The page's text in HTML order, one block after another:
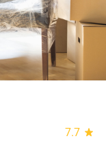
7.7 star